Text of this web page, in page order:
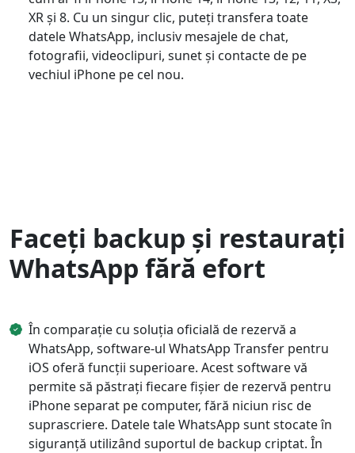
XR și 8. Cu un singur clic, puteți transfera toate
datele WhatsApp, inclusiv mesajele de chat,
fotografii, videoclipuri, sunet și contacte de pe
vechiul iPhone pe cel nou.
Faceți backup și restaurați
WhatsApp fără efort
În comparație cu soluția oficială de rezervă a
WhatsApp, software-ul WhatsApp Transfer pentru
iOS oferă funcții superioare. Acest software vă
permite să păstrați fiecare fișier de rezervă pentru
iPhone separat pe computer, fără niciun risc de
suprascriere. Datele tale WhatsApp sunt stocate în
siguranță utilizând suportul de backup criptat. În